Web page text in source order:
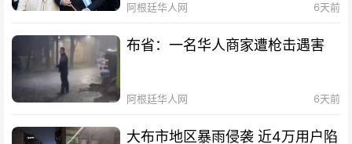
阿根廷华人网 6天前
布省：一名华人商家遭枪击遇害
阿根廷华人网 6天前
大布市地区暴雨侵袭 近4万用户陷